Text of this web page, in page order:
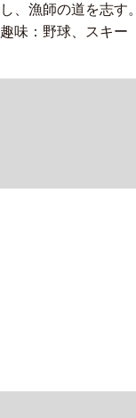
し、漁師の道を志す。
趣味：野球、スキー